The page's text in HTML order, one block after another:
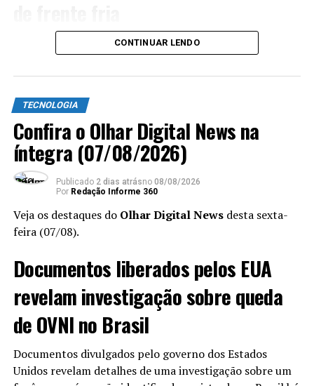
Leia mais:
fechado mais valiosa do mundo
5 prompts para descobrir o que o ChatGPT sabe
sobre você
OpenAI terá um escritório na Índia – segundo
maior mercado do ChatGPT
OpenAI prepara serviço para conectar talentos a
A previsão meteorológica indica que o domingo deve
permanecer estável no Espírito Santo, com poucas
nuvens e temperaturas elevadas durante a tarde. A
avaliação é da Climatempo, que prevê calor para grande
Apesar do tempo firme esperado, as seis cidades do Sul
CONTINUAR LENDO
TECNOLOGIA
Confira o Olhar Digital News na
íntegra (07/08/2026)
Publicado 2 dias atrásno 08/08/2026
Por Redação Informe 360
Veja os destaques do Olhar Digital Newsdesta sexta-
feira (07/08).
Documentos liberados pelos EUA
revelam investigação sobre queda
de OVNI no Brasil
Documentos divulgados pelo governo dos Estados
Unidos revelam detalhes de uma investigação sobre um